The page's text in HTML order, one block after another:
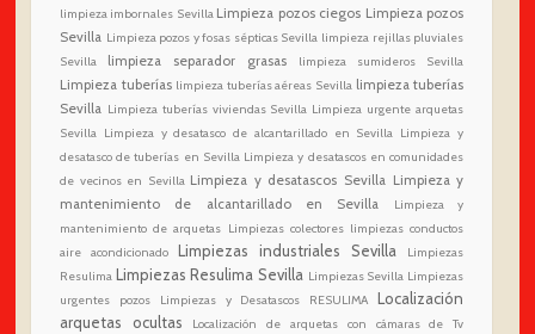
limpieza imbornales Sevilla Limpieza pozos ciegos Limpieza pozos
Sevilla Limpieza pozos y fosas sépticas Sevilla limpieza rejillas pluviales
Sevilla
limpieza separador grasas limpieza sumideros Sevilla
Limpieza tuberías limpieza tuberías aéreas Sevilla limpieza tuberías
Sevilla Limpieza tuberías viviendas Sevilla Limpieza urgente arquetas
Sevilla Limpieza y desatasco de alcantarillado en Sevilla Limpieza y
desatasco de tuberías en Sevilla Limpieza y desatascos en comunidades
de vecinos en Sevilla Limpieza y desatascos Sevilla Limpieza y
mantenimiento de alcantarillado en Sevilla
Limpieza y
mantenimiento de arquetas Limpiezas colectores limpiezas conductos
aire acondicionado
Limpiezas industriales Sevilla
Limpiezas
Resulima Limpiezas Resulima Sevilla Limpiezas Sevilla Limpiezas
urgentes pozos
Limpiezas y Desatascos RESULIMA
Localización
arquetas ocultas
Localización de arquetas con cámaras de Tv